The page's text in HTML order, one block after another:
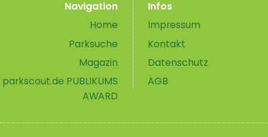
Navigation
Home
Parksuche
Magazin
parkscout.de PUBLIKUMS
AWARD
Infos
Impressum
Kontakt
Datenschutz
AGB